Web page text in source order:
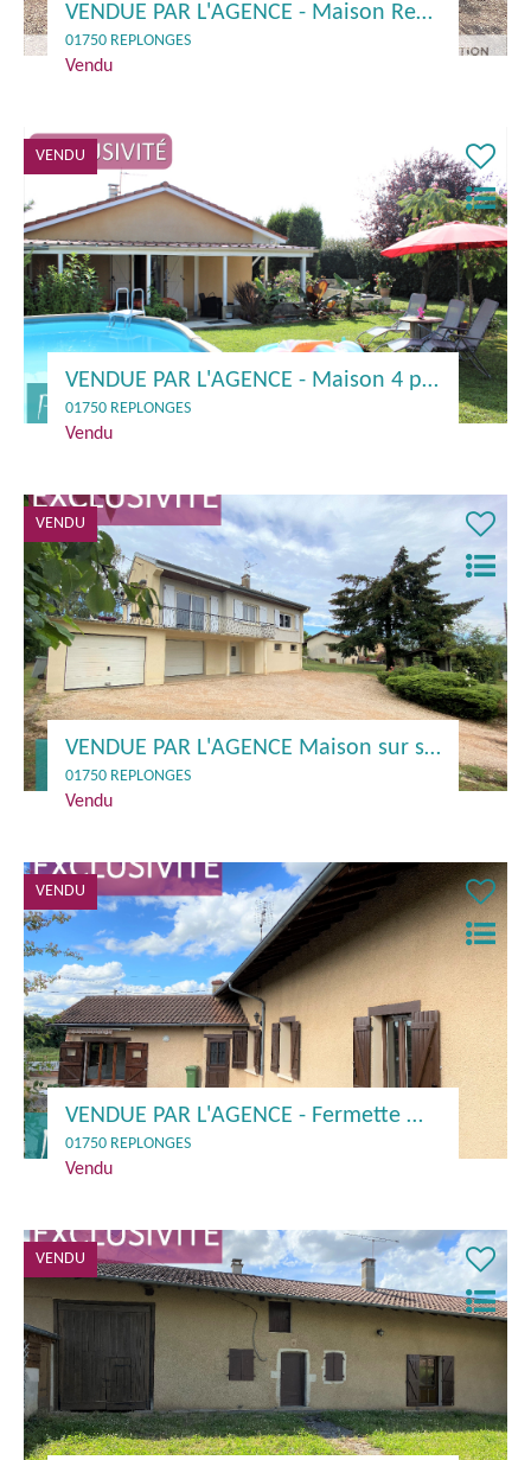
VENDUE PAR L'AGENCE - Maison Replonges 101 m²
01750 REPLONGES
Vendu
VENDU
VENDUE PAR L'AGENCE - Maison 4 pièces plain-pied Replonges
01750 REPLONGES
Vendu
VENDU
VENDUE PAR L'AGENCE Maison sur sous sol 85 m² - 01750 REPLONGES
01750 REPLONGES
Vendu
VENDU
VENDUE PAR L'AGENCE - Fermette mitoyenne 103 m² à rafraîchir- 01750 REPLONGES
01750 REPLONGES
Vendu
VENDU